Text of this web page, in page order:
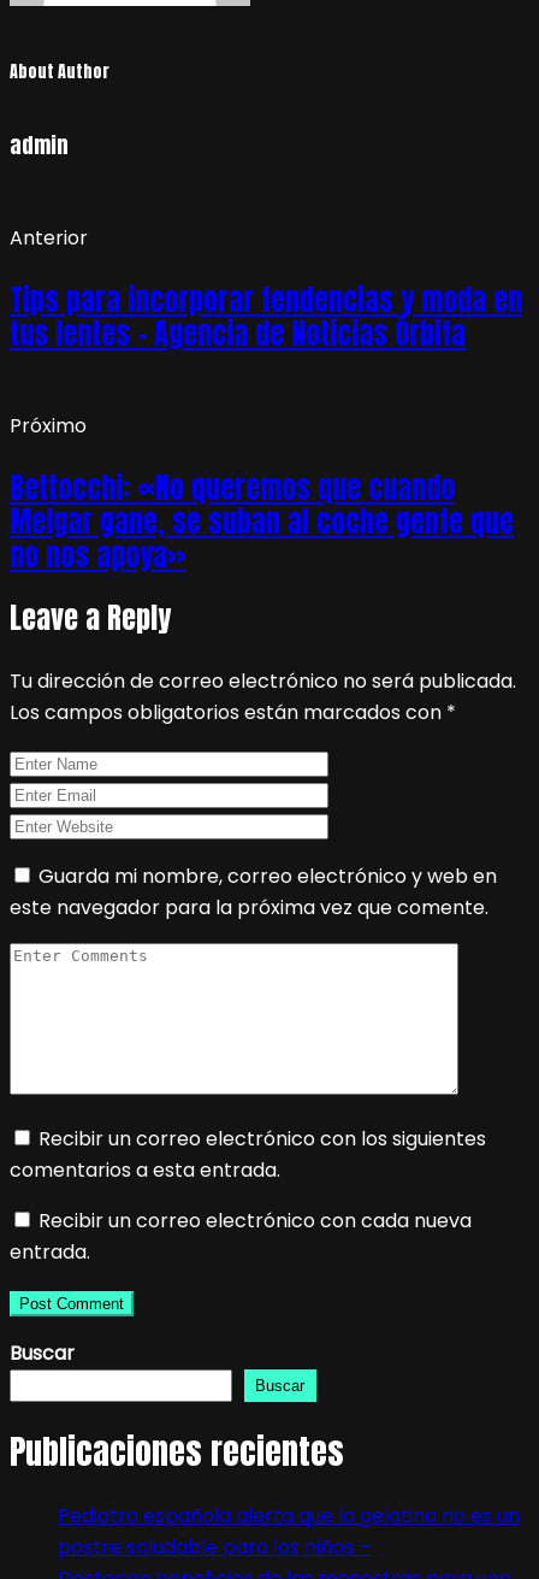
About Author
admin
Anterior
Tips para incorporar tendencias y moda en
tus lentes – Agencia de Noticias Órbita
Próximo
Bettocchi: «No queremos que cuando
Melgar gane, se suban al coche gente que
no nos apoya»
Leave a Reply
Tu dirección de correo electrónico no será publicada.
Los campos obligatorios están marcados con *
Guarda mi nombre, correo electrónico y web en
este navegador para la próxima vez que comente.
Recibir un correo electrónico con los siguientes
comentarios a esta entrada.
Recibir un correo electrónico con cada nueva
entrada.
Buscar
Buscar
Publicaciones recientes
Pediatra española alerta que la gelatina no es un
postre saludable para los niños –